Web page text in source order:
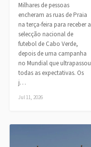
Milhares de pessoas
encheram as ruas de Praia
na terça-feira para receber a
selecção nacional de
futebol de Cabo Verde,
depois de uma campanha
no Mundial que ultrapassou
todas as expectativas. Os
j…
Jul 11, 2026